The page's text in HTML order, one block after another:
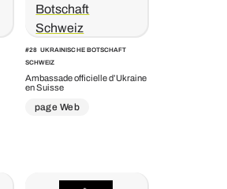
#28 UKRAINISCHE BOTSCHAFT
SCHWEIZ
Ambassade officielle d’Ukraine
en Suisse
page Web